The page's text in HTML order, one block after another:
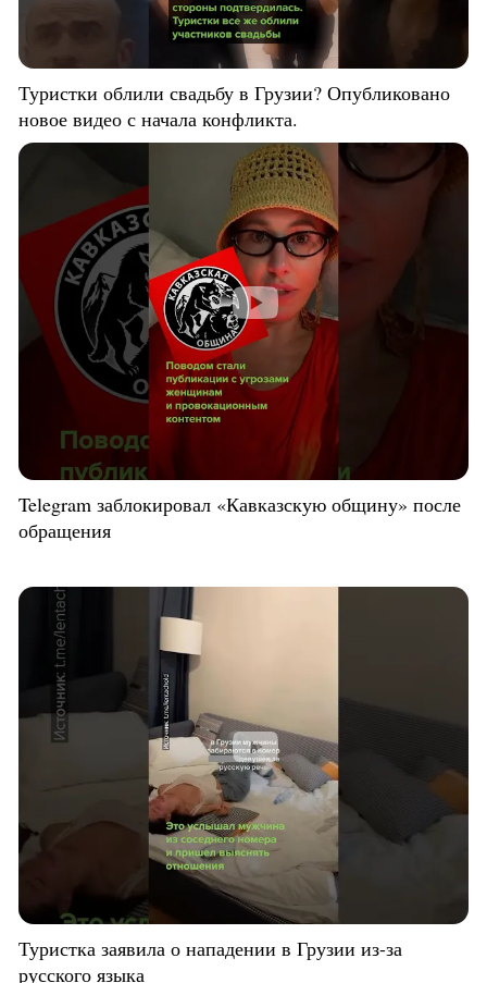
Туристки облили свадьбу в Грузии? Опубликовано
новое видео с начала конфликта.
Telegram заблокировал «Кавказскую общину» после
обращения
Туристка заявила о нападении в Грузии из-за
русского языка